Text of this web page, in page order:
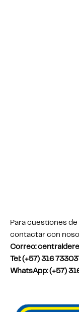
Para cuestiones
contactar con
Correo:
Tel: (+57) 316
WhatsApp: (+57)